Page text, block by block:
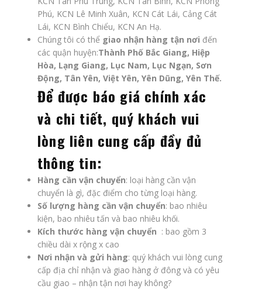
Phú, KCN Lê Minh Xuân, KCN Cát Lái, Cảng Cát
Lái, KCN Bình Chiểu, KCN An Hạ.
Chúng tôi có thể giao nhận hàng tận nơi đến
các quận huyện:Thành Phố Bắc Giang, Hiệp
Hòa, Lạng Giang, Lục Nam, Lục Ngạn, Sơn
Động, Tân Yên, Việt Yên, Yên Dũng, Yên Thế.
Để được báo giá chính xác
và chi tiết, quý khách vui
lòng liên cung cấp đầy đủ
thông tin:
Hàng cần vận chuyển: loại hàng cần vận
chuyển là gì, đặc điểm cho từng loại hàng.
Số lượng hàng cần vận chuyển: bao nhiêu
kiện, bao nhiêu tấn và bao nhiêu khối.
Kích thước hàng vận chuyển : bao gồm 3
chiều dài x rộng x cao
Nơi nhận và gửi hàng: quý khách vui lòng cung
cấp địa chỉ nhận và giao hàng ở đông và có yêu
cầu giao – nhận tận nơi hay không?